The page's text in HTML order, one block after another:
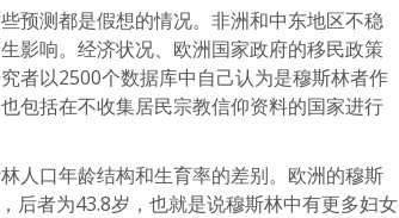
预测都是假想的情况。非洲和中东地区不稳
影响。经济状况、欧洲国家政府的移民政策
者以2500个数据库中自己认为是穆斯林者作
包括在不收集居民宗教信仰资料的国家进行
人口年龄结构和生育率的差别。欧洲的穆斯
后者为43.8岁，也就是说穆斯林中有更多妇女